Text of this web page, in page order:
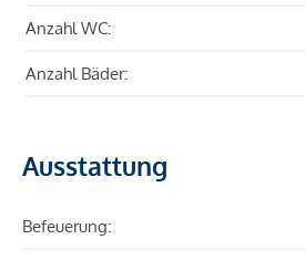
Anzahl WC:
Anzahl Bäder:
Ausstattung
Befeuerung: